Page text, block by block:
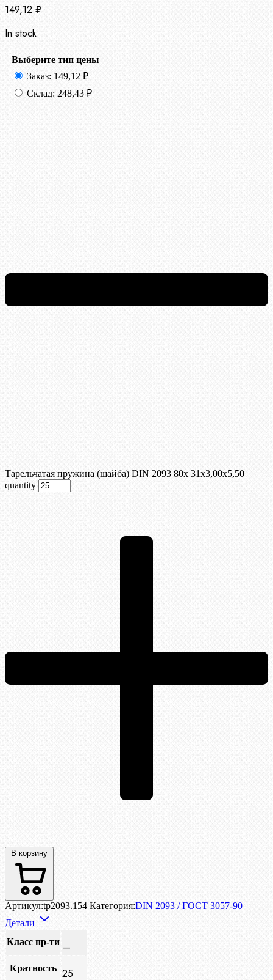
149,12 ₽
In stock
Выберите тип цены
Заказ: 149,12 ₽
Склад: 248,43 ₽
Тарельчатая пружина (шайба) DIN 2093 80x 31x3,00x5,50
quantity
В корзину
Артикул:tp2093.154 Категория:DIN 2093 / ГОСТ 3057-90
Детали
Класс пр-ти —
Кратность 25